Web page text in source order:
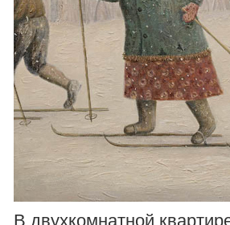
В двухкомнатной